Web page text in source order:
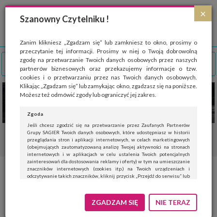
×
Szanowny Czytelniku !
Zanim klikniesz „Zgadzam się” lub zamkniesz to okno, prosimy o
przeczytanie tej informacji. Prosimy w niej o Twoją dobrowolną
zgodę na przetwarzanie Twoich danych osobowych przez naszych
partnerów biznesowych oraz przekazujemy informacje o tzw.
cookies i o przetwarzaniu przez nas Twoich danych osobowych.
Klikając „Zgadzam się” lub zamykając okno, zgadzasz się na poniższe.
Możesz też odmówić zgody lub ograniczyć jej zakres.
Zgoda
Jeśli chcesz zgodzić się na przetwarzanie przez Zaufanych Partnerów
Grupy SAGIER Twoich danych osobowych, które udostępniasz w historii
przeglądania stron i aplikacji internetowych, w celach marketingowych
(obejmujących zautomatyzowaną analizę Twojej aktywności na stronach
internetowych i w aplikacjach w celu ustalenia Twoich potencjalnych
zainteresowań dla dostosowania reklamy i oferty) w tym na umieszczanie
znaczników internetowych (cookies itp.) na Twoich urządzeniach i
odczytywanie takich znaczników, kliknij przycisk „Przejdź do serwisu” lub
Jeśli nie chcesz wyrazić zgody, kliknij „Nie teraz”.
Wyrażenie zgody jest dobrowolne. Możesz edytować zakres zgody, w tym
ZGADZAM SIĘ NIE TERAZ
Strona wykorzystuje pliki cookies, które służą głównie do celów statystycznych.
Wyrażając zgodę na używanie 'cookies', zezwalasz na zapisanie ich w pamięci
przeglądarki. Przejdź do
polityki cookies